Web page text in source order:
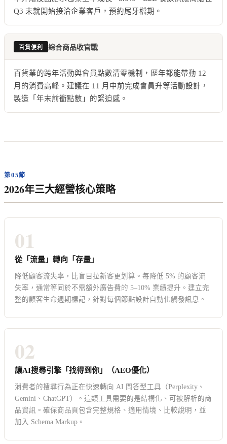
Q3 末就開始接洽企業客戶，預約尾牙檔期。
百貨便利 綜合商品收官戰
百貨業的跨年活動與會員點數清零機制，歷年都能帶動 12
月的消費高峰。建議在 11 月中前完成會員升等活動設計，
製造「年末前衝點數」的緊迫感。
第05節
2026年三大經營核心策略
01
從「流量」轉向「存量」
降低顧客流失率，比盲目拉新客更划算。每降低 5% 的顧客流
失率，通常等同於不需額外廣告費的 5–10% 業績提升。建立完
整的顧客生命週期標記，針對每個節點設計自動化觸發訊息。
02
讓AI搜尋引擎「找得到你」（AEO優化）
消費者的搜尋行為正在快速轉向 AI 問答型工具（Perplexity、
Gemini、ChatGPT）。這類工具需要的是結構化、可被解析的商
品資訊。確保商品頁包含完整規格、適用情境、比較說明，並
加入 Schema Markup。